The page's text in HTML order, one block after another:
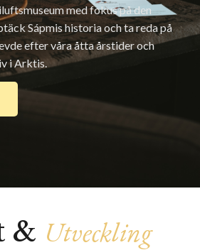
med fokus på den
Sápmis historia och ta reda på
efter våra åtta årstider och
i Arktis.
& Utveckling